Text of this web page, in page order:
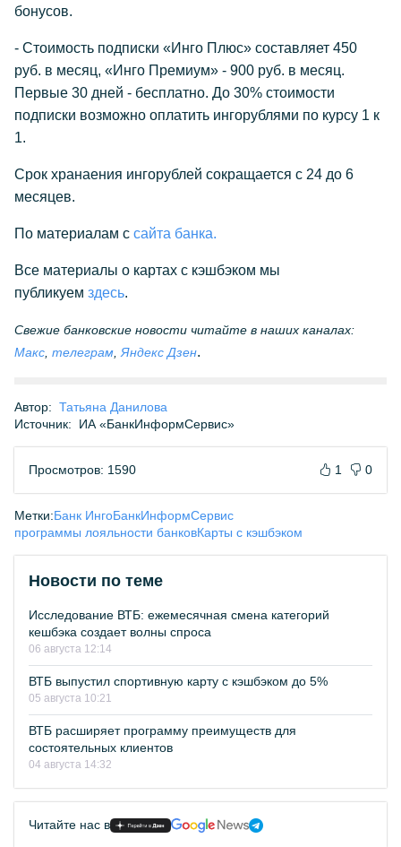
бонусов.
- Стоимость подписки «Инго Плюс» составляет 450
руб. в месяц, «Инго Премиум» - 900 руб. в месяц.
Первые 30 дней - бесплатно. До 30% стоимости
подписки возможно оплатить ингорублями по курсу 1 к
1.
Срок хранаения ингорублей сокращается с 24 до 6
месяцев.
По материалам с сайта банка.
Все материалы о картах с кэшбэком мы
публикуем здесь.
Свежие банковские новости читайте в наших каналах:
Макс телеграм Яндекс Дзен.
Автор: Татьяна Данилова
Источник:
ИА «БанкИнформСервис»
Просмотров: 1590 1 0
Метки:Банк ИнгоБанкИнформСервис
программы лояльности банковКарты с кэшбэком
Новости по теме
Исследование ВТБ: ежемесячная смена категорий
кешбэка создает волны спроса
06 августа 12:14
ВТБ выпустил спортивную карту с кэшбэком до 5%
05 августа 10:21
ВТБ расширяет программу преимуществ для
состоятельных клиентов
04 августа 14:32
Читайте нас в